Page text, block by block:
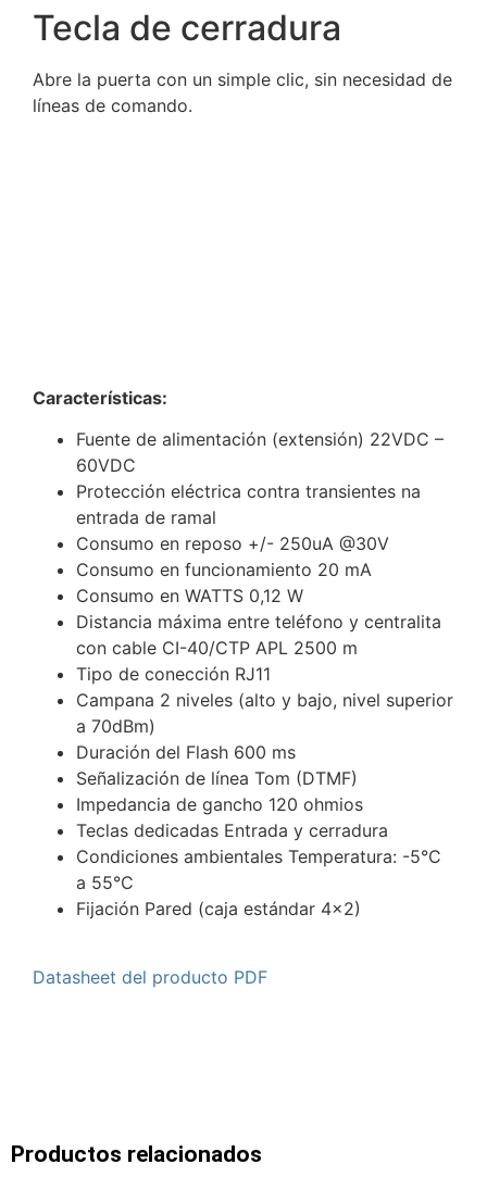
Tecla de cerradura
Abre la puerta con un simple clic, sin necesidad de
líneas de comando.
Características:
Fuente de alimentación (extensión) 22VDC –
60VDC
Protección eléctrica contra transientes na
entrada de ramal
Consumo en reposo +/- 250uA @30V
Consumo en funcionamiento 20 mA
Consumo en WATTS 0,12 W
Distancia máxima entre teléfono y centralita
con cable CI-40/CTP APL 2500 m
Tipo de conección RJ11
Campana 2 niveles (alto y bajo, nivel superior
a 70dBm)
Duración del Flash 600 ms
Señalización de línea Tom (DTMF)
Impedancia de gancho 120 ohmios
Teclas dedicadas Entrada y cerradura
Condiciones ambientales Temperatura: -5°C
a 55°C
Fijación Pared (caja estándar 4×2)
Datasheet del producto PDF
Productos relacionados